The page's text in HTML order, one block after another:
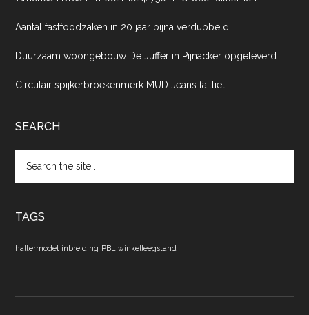
Aantal fastfoodzaken in 20 jaar bijna verdubbeld
Duurzaam woongebouw De Juffer in Pijnacker opgeleverd
Circulair spijkerbroekenmerk MUD Jeans failliet
SEARCH
the
TAGS
haltermodel inbreiding PBL winkelleegstand